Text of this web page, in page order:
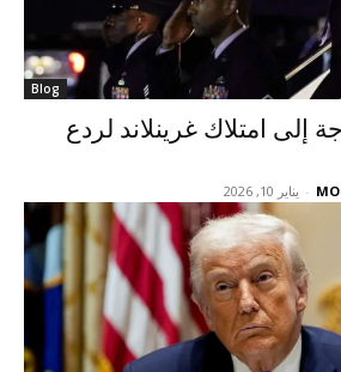
Blog
إلى امتلاك غرينلاند لردع
- يناير 10, 2026